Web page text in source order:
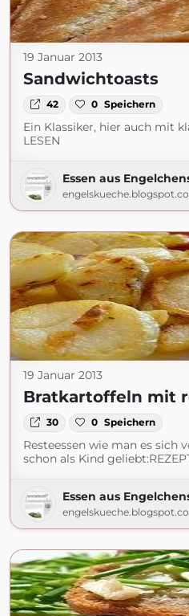
19 Januar 2013
Sandwichtoasts
42 0 Speichern
Ein Klassiker, hier auch mit
LESEN
Essen aus
19 Januar 2013
Bratkartoffeln mit
30 0 Speichern
Resteessen wie man es sich
schon als Kind
Essen aus